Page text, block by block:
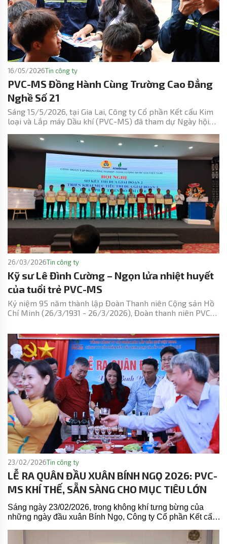
16/05/2026Tin công ty
PVC-MS Đồng Hành Cùng Trường Cao Đẳng
Nghề Số 21
Sáng 15/5/2026, tại Gia Lai, Công ty Cổ phần Kết cấu Kim
loại và Lắp máy Dầu khí (PVC-MS) đã tham dự Ngày hội
đẳng nghề số 21 (Binh đoàn 15) tổ chức, với sự tham gia
của hơn đông đảo các cán bộ, giáo viên, học viên.
26/03/2026Tin công ty
Kỹ sư Lê Đình Cường – Ngọn lửa nhiệt huyết
của tuổi trẻ PVC-MS
Kỷ niệm 95 năm thành lập Đoàn Thanh niên Cộng sản Hồ
Chí Minh (26/3/1931 - 26/3/2026), Đoàn thanh niên PVC-
niên, kỹ sư Lê Đình Cường, chàng trai xứ Nghệ, sinh năm
1994, có thâm niên công hiến 7 năm dưới "màu cờ sắc áo"
PVC-MS, góp phần không nhỏ vào thành công của nhiều
dự án lớn Công ty.
23/02/2026Tin công ty
LỄ RA QUÂN ĐẦU XUÂN BÍNH NGỌ 2026: PVC-
MS KHÍ THẾ, SẴN SÀNG CHO MỤC TIÊU LỚN
Sáng ngày 23/02/2026, trong không khí tưng bừng của
những ngày đầu xuân Bính Ngọ, Công ty Cổ phần Kết cấu
chức Lễ ra quân trực tuyến, là 1 trong nhiều đầu cầu cùng